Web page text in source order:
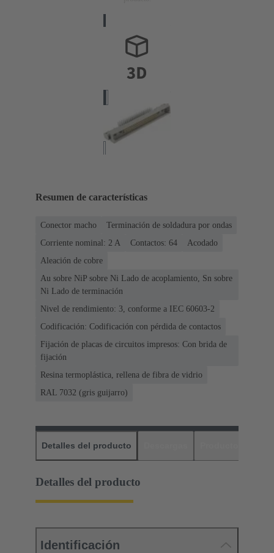
Resumen de características
Conector macho
Terminación de soldadura por ondas
Corriente nominal: ‌2 A
Contactos: 64
Acodado
Aleación de cobre
Au sobre NiP sobre Ni Lado de acoplamiento, Sn sobre
Ni Lado de terminación
Nivel de rendimiento: 3, conforme a IEC 60603-2
Codificación: Codificación con pérdida de contactos
Fijación de placas de circuitos impresos: Con brida de
fijación
Resina termoplástica, rellena de fibra de vidrio
RAL 7032 (gris guijarro)
Detalles del producto
Detalles del producto
Identificación